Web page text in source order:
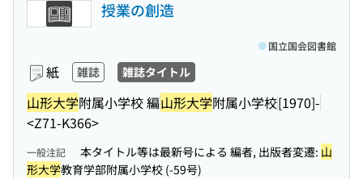
授業の創造
紙 雑誌 雑誌タイトル
山形大学附属小学校 編山形大学附属小学校[1970]-
<Z71-K366>
国立国会図書館
一般注記 本タイトル等は最新号による 編者, 出版者変遷: 山
形大学教育学部附属小学校 (-59号)